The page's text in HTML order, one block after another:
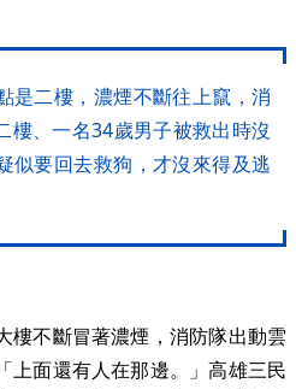
是二樓，濃煙不斷往上竄，消
樓、一名34歲男子被救出時沒
似要回去救狗，才沒來得及逃
樓不斷冒著濃煙，消防隊出動雲
上面還有人在那邊。」高雄三民